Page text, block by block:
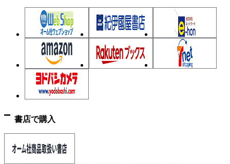
3.3 特性要因図
3.4 層別
理解度確認／練習
4章 新QC七つ道具
4.1 新QC七つ道具の概要
4.3 連関図法
4.4 系統図法
4.5 マトリックス図法
書店で購入